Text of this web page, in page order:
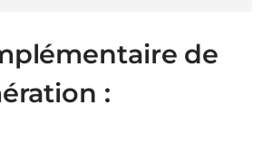
de
: